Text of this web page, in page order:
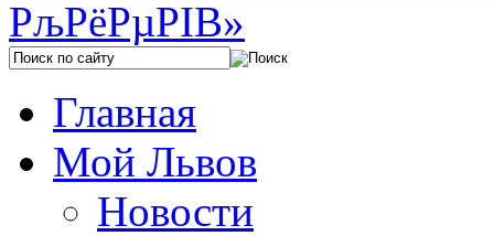
Главная
Мой Львов
Новости